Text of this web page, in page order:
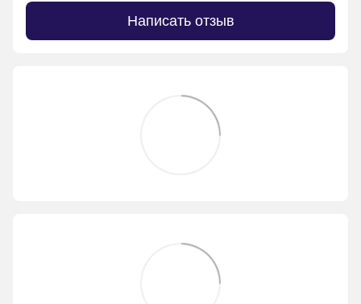
Написать отзыв